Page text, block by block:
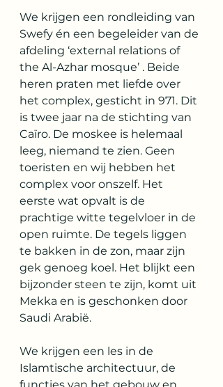
We krijgen een rondleiding van
Swefy én een begeleider van de
afdeling ‘external relations of
the Al-Azhar mosque’ . Beide
heren praten met liefde over
het complex, gesticht in 971. Dit
is twee jaar na de stichting van
Caïro. De moskee is helemaal
leeg, niemand te zien. Geen
toeristen en wij hebben het
complex voor onszelf. Het
eerste wat opvalt is de
prachtige witte tegelvloer in de
open ruimte. De tegels liggen
te bakken in de zon, maar zijn
gek genoeg koel. Het blijkt een
bijzonder steen te zijn, komt uit
Mekka en is geschonken door
Saudi Arabië.
We krijgen een les in de
Islamtische architectuur, de